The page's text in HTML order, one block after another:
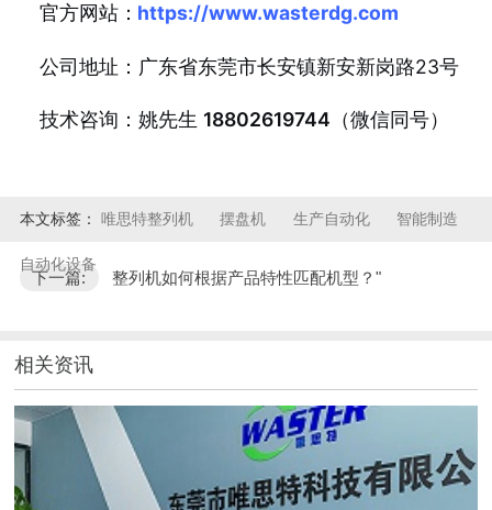
官方网站： https://www.wasterdg.com
公司地址：广东省东莞市长安镇新安新岗路23号
技术咨询：姚先生 18802619744 （微信同号）
本文标签： 唯思特整列机 摆盘机 生产自动化 智能制造
自动化设备
下一篇: 整列机如何根据产品特性匹配机型？"
相关资讯